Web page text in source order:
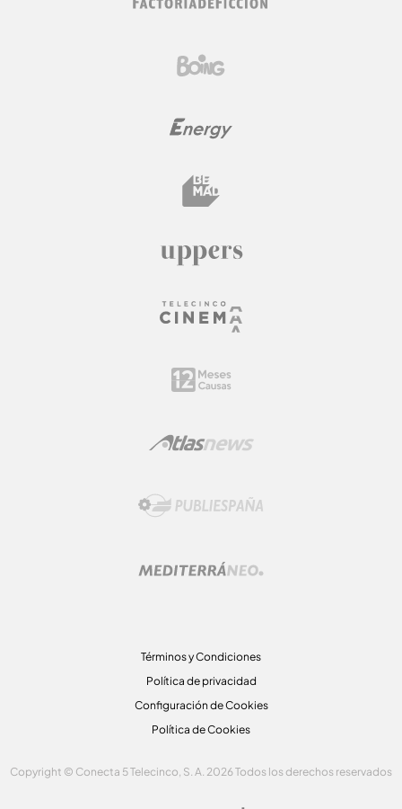
Términos y Condiciones
Política de privacidad
Configuración de Cookies
Política de Cookies
Copyright © Conecta 5 Telecinco, S. A. 2026 Todos los derechos reservados